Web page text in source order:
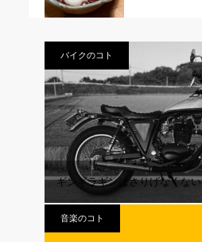
バイクのコト
ギンギラギンはさりげなくない
音楽のコト